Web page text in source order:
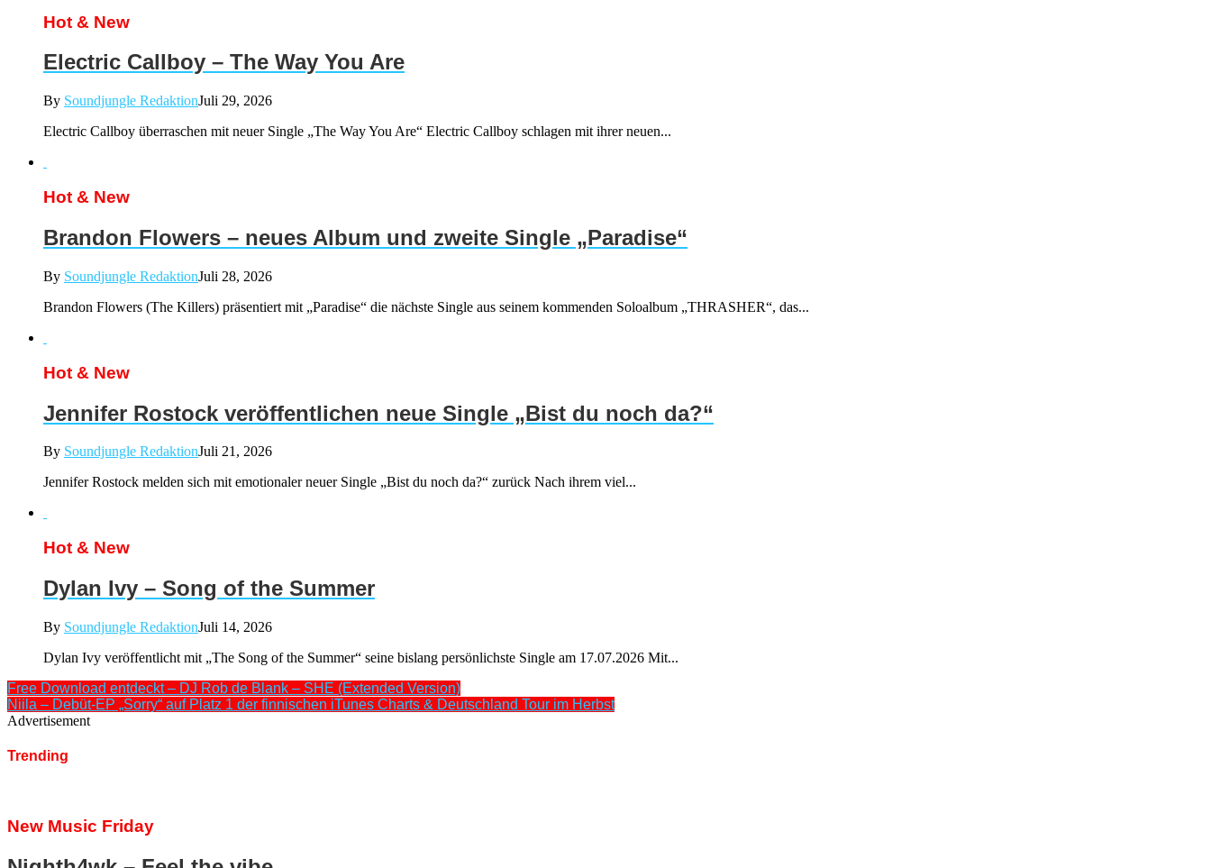
Hot & New
Electric Callboy – The Way You Are
By Soundjungle RedaktionJuli 29, 2026
Electric Callboy überraschen mit neuer Single „The Way You Are“ Electric Callboy schlagen mit ihrer neuen...
Hot & New
Brandon Flowers – neues Album und zweite Single „Paradise“
By Soundjungle RedaktionJuli 28, 2026
Brandon Flowers (The Killers) präsentiert mit „Paradise“ die nächste Single aus seinem kommenden Soloalbum „THRASHER“, das...
Hot & New
Jennifer Rostock veröffentlichen neue Single „Bist du noch da?“
By Soundjungle RedaktionJuli 21, 2026
Jennifer Rostock melden sich mit emotionaler neuer Single „Bist du noch da?“ zurück Nach ihrem viel...
Hot & New
Dylan Ivy – Song of the Summer
By Soundjungle RedaktionJuli 14, 2026
Dylan Ivy veröffentlicht mit „The Song of the Summer“ seine bislang persönlichste Single am 17.07.2026 Mit...
Free Download entdeckt – DJ Rob de Blank – SHE (Extended Version)
Niila – Debüt-EP „Sorry“ auf Platz 1 der finnischen iTunes Charts & Deutschland Tour im Herbst
Advertisement
Trending
New Music Friday